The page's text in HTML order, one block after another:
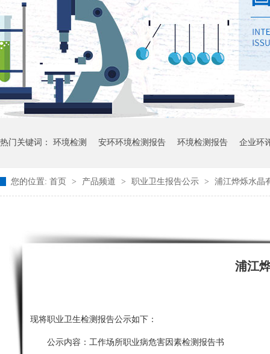
热门关键词： 环境检测 安环环境检测报告 环境检测报告 企业环
您的位置: 首页 > 产品频道 > 职业卫生报告公示 > 浦江烨烁水晶
浦江
现将职业卫生检测报告公示如下：
公示内容： 工作场所职业病危害因素检测报告书